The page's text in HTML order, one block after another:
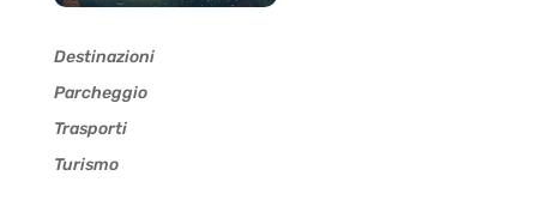
Destinazioni
Parcheggio
Trasporti
Turismo